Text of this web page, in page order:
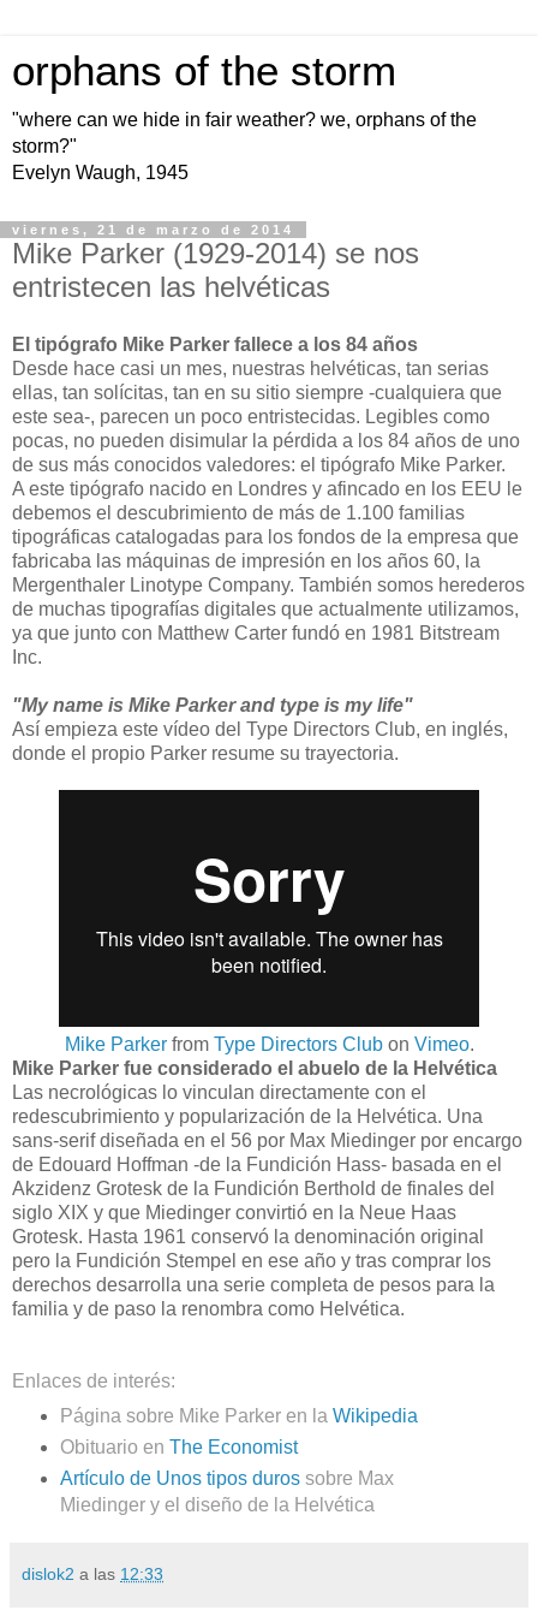
orphans of the storm
"where can we hide in fair weather? we, orphans of the
storm?"
Evelyn Waugh, 1945
viernes, 21 de marzo de 2014
Mike Parker (1929-2014) se nos
entristecen las helvéticas
El tipógrafo Mike Parker fallece a los 84 años
Desde hace casi un mes, nuestras helvéticas, tan serias
ellas, tan solícitas, tan en su sitio siempre -cualquiera que
este sea-, parecen un poco entristecidas. Legibles como
pocas, no pueden disimular la pérdida a los 84 años de uno
de sus más conocidos valedores: el tipógrafo Mike Parker.
A este tipógrafo nacido en Londres y afincado en los EEU le
debemos el descubrimiento de más de 1.100 familias
tipográficas catalogadas para los fondos de la empresa que
fabricaba las máquinas de impresión en los años 60, la
Mergenthaler Linotype Company. También somos herederos
de muchas tipografías digitales que actualmente utilizamos,
ya que junto con Matthew Carter fundó en 1981 Bitstream
Inc.
"My name is Mike Parker and type is my life"
Así empieza este vídeo del Type Directors Club, en inglés,
donde el propio Parker resume su trayectoria.
Mike Parkerfrom Type Directors Clubon Vimeo.
Mike Parker fue considerado el abuelo de la Helvética
Las necrológicas lo vinculan directamente con el
redescubrimiento y popularización de la Helvética. Una
sans-serif diseñada en el 56 por Max Miedinger por encargo
de Edouard Hoffman -de la Fundición Hass- basada en el
Akzidenz Grotesk de la Fundición Berthold de finales del
siglo XIX y que Miedinger convirtió en la Neue Haas
Grotesk. Hasta 1961 conservó la denominación original
pero la Fundición Stempel en ese año y tras comprar los
derechos desarrolla una serie completa de pesos para la
familia y de paso la renombra como Helvética.
Enlaces de interés:
Página sobre Mike Parker en la Wikipedia
Obituario en The Economist
Artículo de Unos tipos duros sobre Max
Miedinger y el diseño de la Helvética
dislok2 a las 12:33